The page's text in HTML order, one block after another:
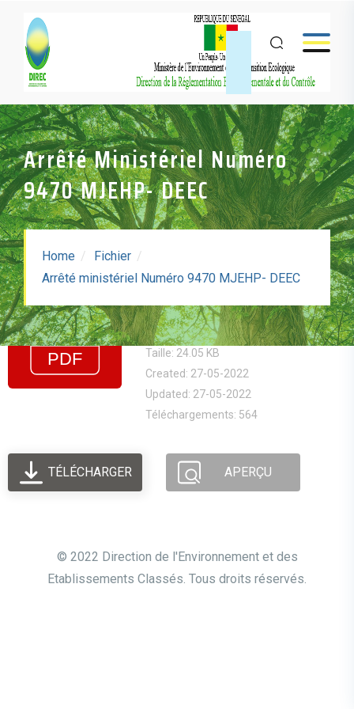
Arrêté Ministériel Numéro
9470 MJEHP- DEEC
Home
Fichier
Arrêté ministériel Numéro 9470 MJEHP- DEEC
Arrêté Ministériel
Numéro 9470 MJEHP-
DEEC
Taille: 24.05 KB
Created: 27-05-2022
Updated: 27-05-2022
Téléchargements: 564
TÉLÉCHARGER APERÇU
© 2022 Direction de l'Environnement et des
Etablissements Classés. Tous droits réservés.